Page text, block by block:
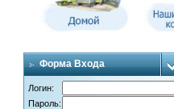
Форма Входа
Логин:
Пароль: